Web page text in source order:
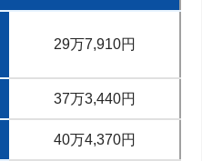
29万7,910円
37万3,440円
40万4,370円